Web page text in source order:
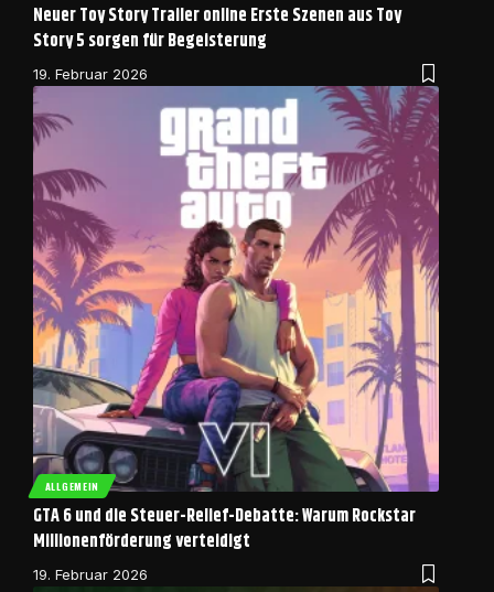
Neuer Toy Story Trailer online Erste Szenen aus Toy
Story 5 sorgen für Begeisterung
19. Februar 2026
ALLGEMEIN
GTA 6 und die Steuer-Relief-Debatte: Warum Rockstar
Millionenförderung verteidigt
19. Februar 2026